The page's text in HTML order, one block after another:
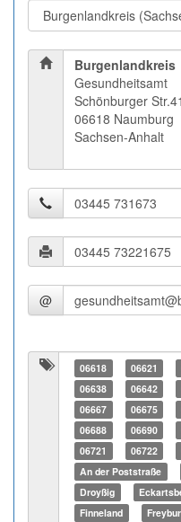
Burgenlandkreis
Gesundheitsamt
Schönburger Str.41
06618 Naumburg
Sachsen-Anhalt
@
06618 06621
06638
06642
06667
06675
06688
06690
06721
06722
An der Poststraße
Droyßig
Finneland